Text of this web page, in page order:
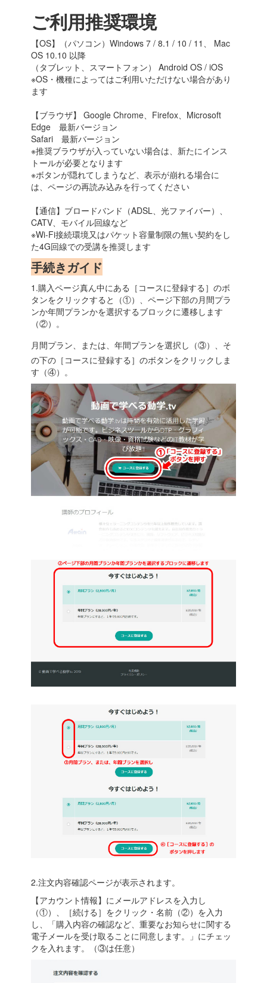
ご利用推奨環境
【OS】（パソコン）Windows 7 / 8.1 / 10 / 11、 Mac
OS 10.10 以降
（タブレット、スマートフォン） Android OS / iOS
※OS・機種によってはご利用いただけない場合があり
ます
【ブラウザ】 Google Chrome、Firefox、Microsoft
Edge 最新バージョン
Safari 最新バージョン
※推奨ブラウザが入っていない場合は、新たにインス
トールが必要となります
※ボタンが隠れてしまうなど、表示が崩れる場合に
は、ページの再読み込みを行ってください
【通信】ブロードバンド（ADSL、光ファイバー）、
CATV、モバイル回線など
※Wi-Fi接続環境又はパケット容量制限の無い契約をし
た4G回線での受講を推奨します
手続きガイド
1.購入ページ真ん中にある［コースに登録する］のボ
タンをクリックすると（①）、ページ下部の月間プラ
ンか年間プランかを選択するブロックに遷移します
（②）。
月間プラン、または、年間プランを選択し（③）、そ
の下の［コースに登録する］のボタンをクリックしま
す（④）。
2.注文内容確認ページが表示されます。
【アカウント情報】にメールアドレスを入力し
（①）、［続ける］をクリック・名前（②）を入力
し、「購入内容の確認など、重要なお知らせに関する
電子メールを受け取ることに同意します。」にチェッ
クを入れます。（③は任意）